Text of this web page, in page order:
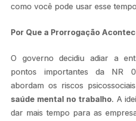
como você pode usar esse
Por Que a Prorrogação
O governo decidiu adiar a
pontos importantes da NR
abordam os riscos
saúde mental no trabalho. A
dar mais tempo para as